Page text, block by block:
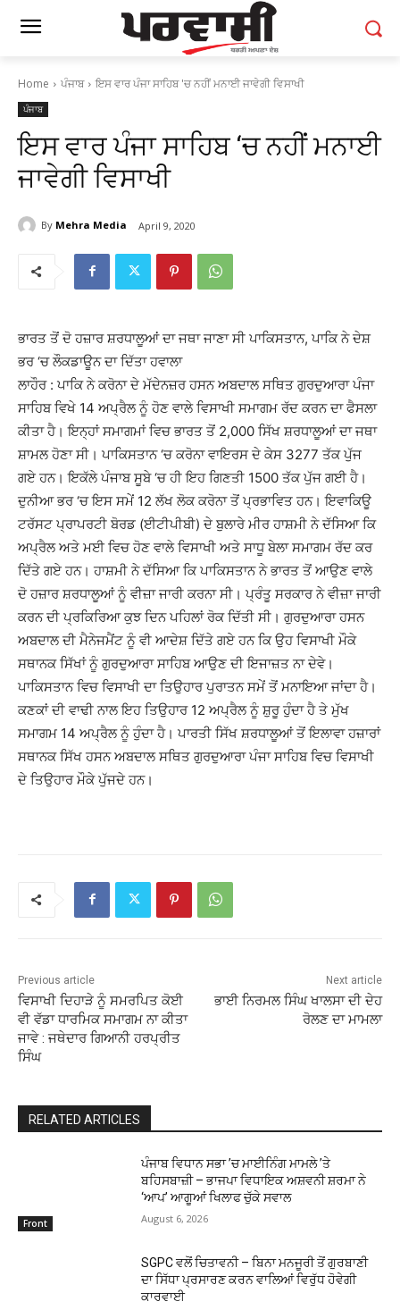
Home ਪੰਜਾਬ ਇਸ ਵਾਰ ਪੰਜਾ ਸਾਹਿਬ 'ਚ ਨਹੀਂ ਮਨਾਈ ਜਾਵੇਗੀ ਵਿਸਾਖੀ
ਪੰਜਾਬ
ਇਸ ਵਾਰ ਪੰਜਾ ਸਾਹਿਬ ‘ਚ ਨਹੀਂ ਮਨਾਈ
ਜਾਵੇਗੀ ਵਿਸਾਖੀ
By Mehra Media April 9, 2020
ਭਾਰਤ ਤੋਂ ਦੋ ਹਜ਼ਾਰ ਸ਼ਰਧਾਲੂਆਂ ਦਾ ਜਥਾ ਜਾਣਾ ਸੀ ਪਾਕਿਸਤਾਨ, ਪਾਕਿ ਨੇ ਦੇਸ਼
ਭਰ ‘ਚ ਲੌਕਡਾਊਨ ਦਾ ਦਿੱਤਾ ਹਵਾਲਾ
ਲਾਹੌਰ : ਪਾਕਿ ਨੇ ਕਰੋਨਾ ਦੇ ਮੱਦੇਨਜ਼ਰ ਹਸਨ ਅਬਦਾਲ ਸਥਿਤ ਗੁਰਦੁਆਰਾ ਪੰਜਾ
ਸਾਹਿਬ ਵਿਖੇ 14 ਅਪ੍ਰੈਲ ਨੂੰ ਹੋਣ ਵਾਲੇ ਵਿਸਾਖੀ ਸਮਾਗਮ ਰੱਦ ਕਰਨ ਦਾ ਫੈਸਲਾ
ਕੀਤਾ ਹੈ। ਇਨ੍ਹਾਂ ਸਮਾਗਮਾਂ ਵਿਚ ਭਾਰਤ ਤੋਂ 2,000 ਸਿੱਖ ਸ਼ਰਧਾਲੂਆਂ ਦਾ ਜਥਾ
ਸ਼ਾਮਲ ਹੋਣਾ ਸੀ। ਪਾਕਿਸਤਾਨ ‘ਚ ਕਰੋਨਾ ਵਾਇਰਸ ਦੇ ਕੇਸ 3277 ਤੱਕ ਪੁੱਜ
ਗਏ ਹਨ। ਇਕੱਲੇ ਪੰਜਾਬ ਸੂਬੇ ‘ਚ ਹੀ ਇਹ ਗਿਣਤੀ 1500 ਤੱਕ ਪੁੱਜ ਗਈ ਹੈ।
ਦੁਨੀਆ ਭਰ ‘ਚ ਇਸ ਸਮੇਂ 12 ਲੱਖ ਲੋਕ ਕਰੋਨਾ ਤੋਂ ਪ੍ਰਭਾਵਿਤ ਹਨ। ਇਵਾਕਿਊ
ਟਰੱਸਟ ਪ੍ਰਾਪਰਟੀ ਬੋਰਡ (ਈਟੀਪੀਬੀ) ਦੇ ਬੁਲਾਰੇ ਮੀਰ ਹਾਸ਼ਮੀ ਨੇ ਦੱਸਿਆ ਕਿ
ਅਪ੍ਰੈਲ ਅਤੇ ਮਈ ਵਿਚ ਹੋਣ ਵਾਲੇ ਵਿਸਾਖੀ ਅਤੇ ਸਾਧੂ ਬੇਲਾ ਸਮਾਗਮ ਰੱਦ ਕਰ
ਦਿੱਤੇ ਗਏ ਹਨ। ਹਾਸ਼ਮੀ ਨੇ ਦੱਸਿਆ ਕਿ ਪਾਕਿਸਤਾਨ ਨੇ ਭਾਰਤ ਤੋਂ ਆਉਣ ਵਾਲੇ
ਦੋ ਹਜ਼ਾਰ ਸ਼ਰਧਾਲੂਆਂ ਨੂੰ ਵੀਜ਼ਾ ਜਾਰੀ ਕਰਨਾ ਸੀ। ਪ੍ਰੰਤੂ ਸਰਕਾਰ ਨੇ ਵੀਜ਼ਾ ਜਾਰੀ
ਕਰਨ ਦੀ ਪ੍ਰਕਿਰਿਆ ਕੁਝ ਦਿਨ ਪਹਿਲਾਂ ਰੋਕ ਦਿੱਤੀ ਸੀ। ਗੁਰਦੁਆਰਾ ਹਸਨ
ਅਬਦਾਲ ਦੀ ਮੈਨੇਜਮੈਂਟ ਨੂੰ ਵੀ ਆਦੇਸ਼ ਦਿੱਤੇ ਗਏ ਹਨ ਕਿ ਉਹ ਵਿਸਾਖੀ ਮੌਕੇ
ਸਥਾਨਕ ਸਿੱਖਾਂ ਨੂੰ ਗੁਰਦੁਆਰਾ ਸਾਹਿਬ ਆਉਣ ਦੀ ਇਜਾਜ਼ਤ ਨਾ ਦੇਵੇ।
ਪਾਕਿਸਤਾਨ ਵਿਚ ਵਿਸਾਖੀ ਦਾ ਤਿਉਹਾਰ ਪੁਰਾਤਨ ਸਮੇਂ ਤੋਂ ਮਨਾਇਆ ਜਾਂਦਾ ਹੈ।
ਕਣਕਾਂ ਦੀ ਵਾਢੀ ਨਾਲ ਇਹ ਤਿਉਹਾਰ 12 ਅਪ੍ਰੈਲ ਨੂੰ ਸ਼ੁਰੂ ਹੁੰਦਾ ਹੈ ਤੇ ਮੁੱਖ
ਸਮਾਗਮ 14 ਅਪ੍ਰੈਲ ਨੂੰ ਹੁੰਦਾ ਹੈ। ਪਾਰਤੀ ਸਿੱਖ ਸ਼ਰਧਾਲੂਆਂ ਤੋਂ ਇਲਾਵਾ ਹਜ਼ਾਰਾਂ
ਸਥਾਨਕ ਸਿੱਖ ਹਸਨ ਅਬਦਾਲ ਸਥਿਤ ਗੁਰਦੁਆਰਾ ਪੰਜਾ ਸਾਹਿਬ ਵਿਚ ਵਿਸਾਖੀ
ਦੇ ਤਿਉਹਾਰ ਮੌਕੇ ਪੁੱਜਦੇ ਹਨ।
Previous article
ਵਿਸਾਖੀ ਦਿਹਾੜੇ ਨੂੰ ਸਮਰਪਿਤ ਕੋਈ
ਵੀ ਵੱਡਾ ਧਾਰਮਿਕ ਸਮਾਗਮ ਨਾ ਕੀਤਾ
ਜਾਵੇ : ਜਥੇਦਾਰ ਗਿਆਨੀ ਹਰਪ੍ਰੀਤ
ਸਿੰਘ
Next article
ਭਾਈ ਨਿਰਮਲ ਸਿੰਘ ਖਾਲਸਾ ਦੀ ਦੇਹ
ਰੋਲਣ ਦਾ ਮਾਮਲਾ
RELATED ARTICLES
Front
ਪੰਜਾਬ ਵਿਧਾਨ ਸਭਾ ’ਚ ਮਾਈਨਿੰਗ ਮਾਮਲੇ ’ਤੇ
ਬਹਿਸਬਾਜ਼ੀ – ਭਾਜਪਾ ਵਿਧਾਇਕ ਅਸ਼ਵਨੀ ਸ਼ਰਮਾ ਨੇ
‘ਆਪ’ ਆਗੂਆਂ ਖਿਲਾਫ ਚੁੱਕੇ ਸਵਾਲ
August 6, 2026
SGPC ਵਲੋਂ ਚਿਤਾਵਨੀ – ਬਿਨਾ ਮਨਜੂਰੀ ਤੋਂ ਗੁਰਬਾਣੀ
ਦਾ ਸਿੱਧਾ ਪ੍ਰਸਾਰਣ ਕਰਨ ਵਾਲਿਆਂ ਵਿਰੁੱਧ ਹੋਵੇਗੀ
ਕਾਰਵਾਈ